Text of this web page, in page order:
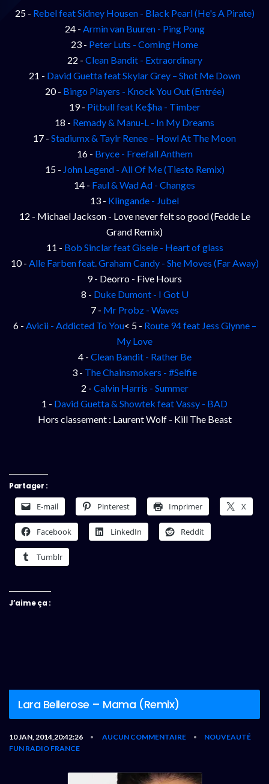
25 - Rebel feat Sidney Housen - Black Pearl (He's A Pirate)
24 - Armin van Buuren - Ping Pong
23 - Peter Luts - Coming Home
22 - Clean Bandit - Extraordinary
21 - David Guetta feat Skylar Grey – Shot Me Down
20 - Bingo Players - Knock You Out (Entrée)
19 - Pitbull feat Ke$ha - Timber
18 - Remady & Manu-L - In My Dreams
17 - Stadiumx & Taylr Renee – Howl At The Moon
16 - Bryce - Freefall Anthem
15 - John Legend - All Of Me (Tiesto Remix)
14 - Faul & Wad Ad - Changes
13 - Klingande - Jubel
12 - Michael Jackson - Love never felt so good (Fedde Le
Grand Remix)
11 - Bob Sinclar feat Gisele - Heart of glass
10 - Alle Farben feat. Graham Candy - She Moves (Far Away)
9 - Deorro - Five Hours
8 - Duke Dumont - I Got U
7 - Mr Probz - Waves
6 - Avicii - Addicted To You< 5 - Route 94 feat Jess Glynne –
My Love
4 - Clean Bandit - Rather Be
3 - The Chainsmokers - #Selfie
2 - Calvin Harris - Summer
1 - David Guetta & Showtek feat Vassy - BAD
Hors classement : Laurent Wolf - Kill The Beast
Partager :
E-mail Pinterest Imprimer X
Facebook LinkedIn Reddit
Tumblr
J’aime ça :
Lara Bellerose – Mama (Remix)
10 JAN, 2014,20:42:26 • AUCUN COMMENTAIRE •
NOUVEAUTÉ
FUN RADIO FRANCE